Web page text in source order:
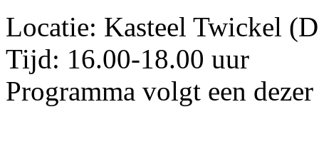
Locatie: Kasteel Twickel
Tijd: 16.00-18.00 uur
Programma volgt een dezer